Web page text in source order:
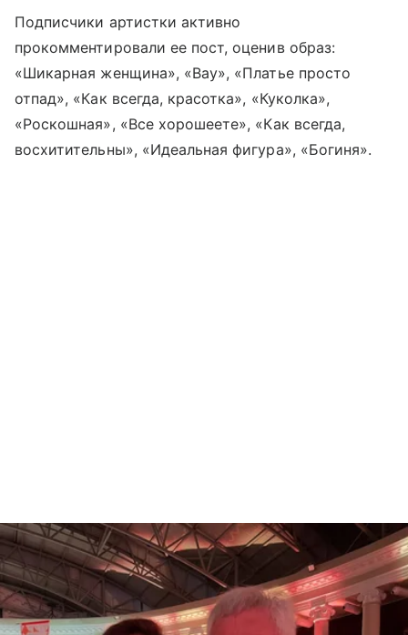
Подписчики артистки активно
прокомментировали ее пост, оценив образ:
«Шикарная женщина», «Вау», «Платье просто
отпад», «Как всегда, красотка», «Куколка»,
«Роскошная», «Все хорошеете», «Как всегда,
восхитительны», «Идеальная фигура», «Богиня».